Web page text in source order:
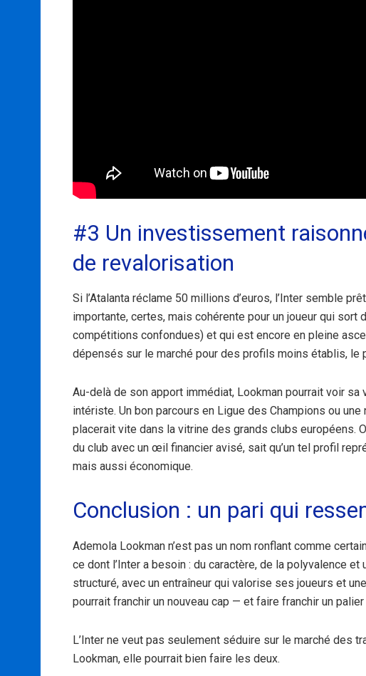
#3 Un investissement
de revalorisation
Si l’Atalanta réclame 50 millions d’euros, l’Inter semble
importante, certes, mais cohérente pour un joueur qui sort
compétitions confondues) et qui est encore en pleine
dépensés sur le marché pour des profils moins établis, le
Au-delà de son apport immédiat, Lookman pourrait voir sa
intériste. Un bon parcours en Ligue des Champions ou
placerait vite dans la vitrine des grands clubs européens.
du club avec un œil financier avisé, sait qu’un tel profil
mais aussi économique.
Conclusion : un pari qui
Ademola Lookman n’est pas un nom ronflant comme
ce dont l’Inter a besoin : du caractère, de la polyvalence
structuré, avec un entraîneur qui valorise ses joueurs et
pourrait franchir un nouveau cap — et faire franchir un
L’Inter ne veut pas seulement séduire sur le marché des
Lookman, elle pourrait bien faire les deux.